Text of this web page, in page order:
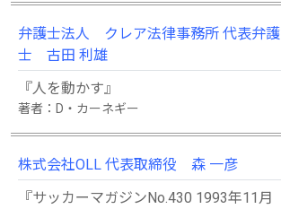
弁護士法人 クレア法律事務所 代表弁護
士 古田 利雄
『人を動かす』
著者：D・カーネギー
株式会社OLL 代表取締役 森 一彦
『サッカーマガジンNo.430 1993年11月